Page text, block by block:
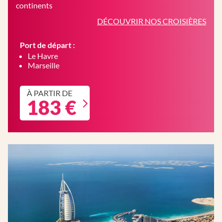
continents
DÉCOUVRIR NOS CROISIÈRES
Port de départ :
Le Havre
Marseille
À PARTIR DE
183 €